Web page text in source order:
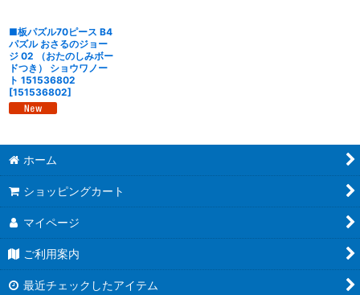
■板パズル70ピース B4
パズル おさるのジョー
ジ 02 （おたのしみボー
ドつき） ショウワノー
ト 151536802
[151536802]
ホーム
ショッピングカート
マイページ
ご利用案内
最近チェックしたアイテム